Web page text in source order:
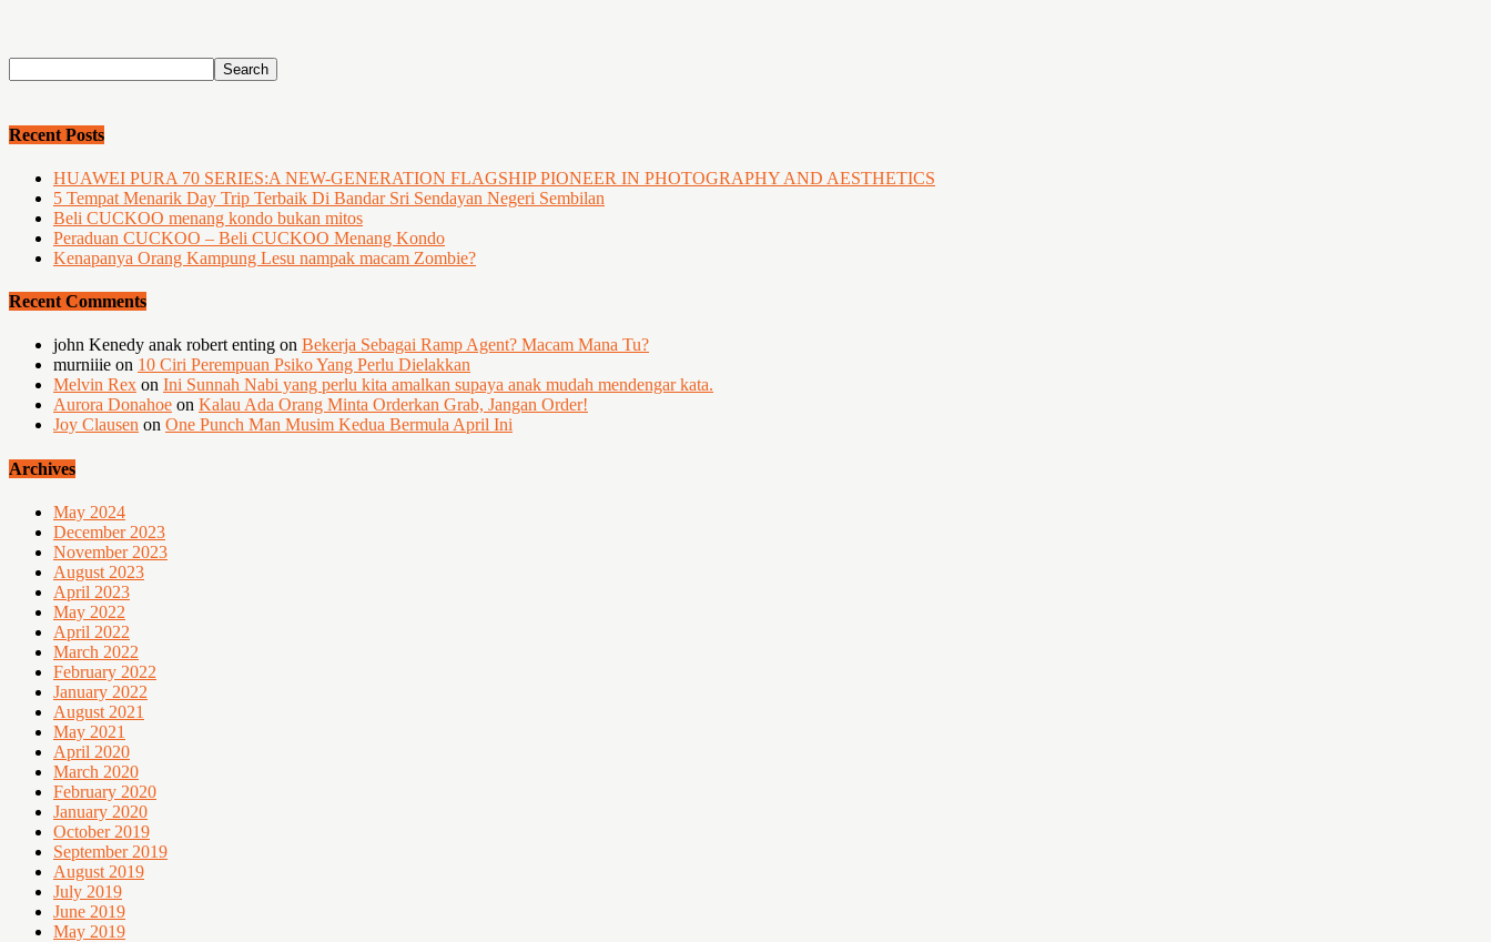
Recent Posts
HUAWEI PURA 70 SERIES:A NEW-GENERATION FLAGSHIP PIONEER IN PHOTOGRAPHY AND AESTHETICS
5 Tempat Menarik Day Trip Terbaik Di Bandar Sri Sendayan Negeri Sembilan
Beli CUCKOO menang kondo bukan mitos
Peraduan CUCKOO – Beli CUCKOO Menang Kondo
Kenapanya Orang Kampung Lesu nampak macam Zombie?
Recent Comments
john Kenedy anak robert enting on Bekerja Sebagai Ramp Agent? Macam Mana Tu?
murniiie on 10 Ciri Perempuan Psiko Yang Perlu Dielakkan
Melvin Rex on Ini Sunnah Nabi yang perlu kita amalkan supaya anak mudah mendengar kata.
Aurora Donahoe on Kalau Ada Orang Minta Orderkan Grab, Jangan Order!
Joy Clausen on One Punch Man Musim Kedua Bermula April Ini
Archives
May 2024
December 2023
November 2023
August 2023
April 2023
May 2022
April 2022
March 2022
February 2022
January 2022
August 2021
May 2021
April 2020
March 2020
February 2020
January 2020
October 2019
September 2019
August 2019
July 2019
June 2019
May 2019